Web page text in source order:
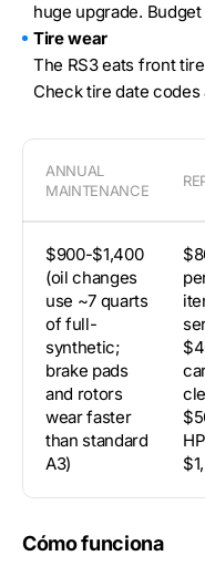
huge upgrade.
Tire wear
The RS3 eats front
Check tire date
ANNUAL
MAINTENANCE
$900-$1,400
(oil changes
use ~7 quarts
of full-
synthetic;
brake pads
and rotors
wear faster
than standard
A3)
Cómo funciona